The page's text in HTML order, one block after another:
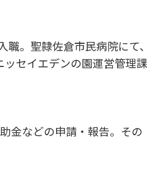
。聖隷佐倉市民病院にて、
セイエデンの園運営管理課
金などの申請・報告。その